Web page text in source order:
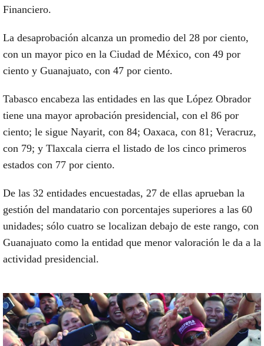
Financiero.
La desaprobación alcanza un promedio del 28 por ciento,
con un mayor pico en la Ciudad de México, con 49 por
ciento y Guanajuato, con 47 por ciento.
Tabasco encabeza las entidades en las que López Obrador
tiene una mayor aprobación presidencial, con el 86 por
ciento; le sigue Nayarit, con 84; Oaxaca, con 81; Veracruz,
con 79; y Tlaxcala cierra el listado de los cinco primeros
estados con 77 por ciento.
De las 32 entidades encuestadas, 27 de ellas aprueban la
gestión del mandatario con porcentajes superiores a las 60
unidades; sólo cuatro se localizan debajo de este rango, con
Guanajuato como la entidad que menor valoración le da a la
actividad presidencial.